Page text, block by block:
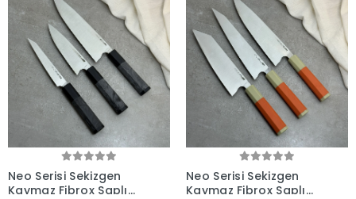
Neo Serisi Sekizgen
Kaymaz Fibrox Saplı
Neo Serisi Sekizgen
Kaymaz Fibrox Saplı